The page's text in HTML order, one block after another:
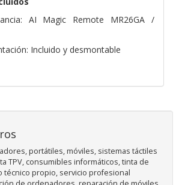
AI Magic Remote MR26GA /
Incluido y desmontable
portátiles, móviles, sistemas táctiles
TPV, consumibles informáticos, tinta de
técnico propio, servicio profesional